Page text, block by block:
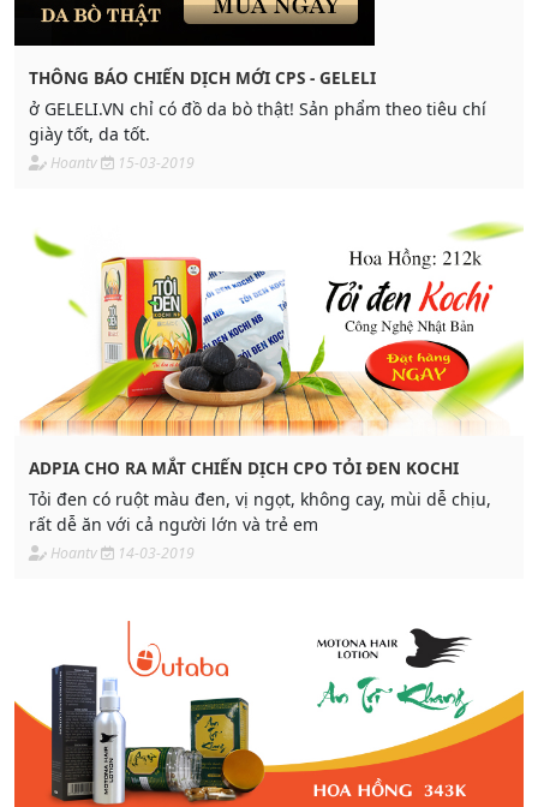
THÔNG BÁO CHIẾN DỊCH MỚI CPS - GELELI
ở GELELI.VN chỉ có đồ da bò thật! Sản phẩm theo tiêu chí
giày tốt, da tốt.
Hoantv 15-03-2019
ADPIA CHO RA MẮT CHIẾN DỊCH CPO TỎI ĐEN KOCHI
Tỏi đen có ruột màu đen, vị ngọt, không cay, mùi dễ chịu,
rất dễ ăn với cả người lớn và trẻ em
Hoantv 14-03-2019